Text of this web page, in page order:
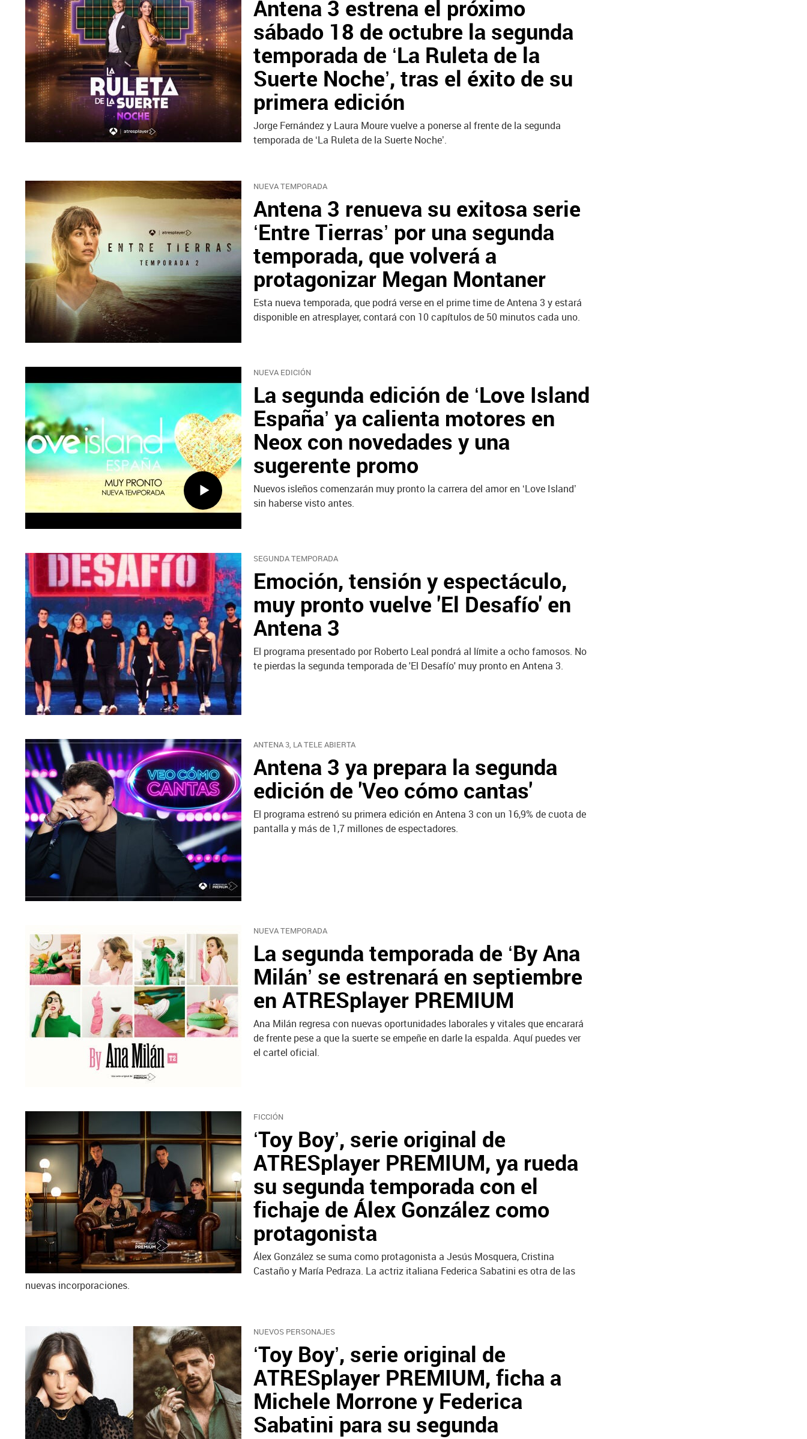
Antena 3 estrena el próximo
sábado 18 de octubre la segunda
temporada de ‘La Ruleta de la
Suerte Noche’, tras el éxito de su
primera edición
Jorge Fernández y Laura Moure vuelve a ponerse al frente de la segunda
temporada de ‘La Ruleta de la Suerte Noche’.
NUEVA TEMPORADA
Antena 3 renueva su exitosa serie
‘Entre Tierras’ por una segunda
temporada, que volverá a
protagonizar Megan Montaner
Esta nueva temporada, que podrá verse en el prime time de Antena 3 y estará
disponible en atresplayer, contará con 10 capítulos de 50 minutos cada uno.
NUEVA EDICIÓN
La segunda edición de ‘Love Island
España’ ya calienta motores en
Neox con novedades y una
sugerente promo
Nuevos isleños comenzarán muy pronto la carrera del amor en ‘Love Island’
sin haberse visto antes.
SEGUNDA TEMPORADA
Emoción, tensión y espectáculo,
muy pronto vuelve 'El Desafío' en
Antena 3
El programa presentado por Roberto Leal pondrá al límite a ocho famosos. No
te pierdas la segunda temporada de 'El Desafío' muy pronto en Antena 3.
ANTENA 3, LA TELE ABIERTA
Antena 3 ya prepara la segunda
edición de 'Veo cómo cantas'
El programa estrenó su primera edición en Antena 3 con un 16,9% de cuota de
pantalla y más de 1,7 millones de espectadores.
NUEVA TEMPORADA
La segunda temporada de ‘By Ana
Milán’ se estrenará en septiembre
en ATRESplayer PREMIUM
Ana Milán regresa con nuevas oportunidades laborales y vitales que encarará
de frente pese a que la suerte se empeñe en darle la espalda. Aquí puedes ver
el cartel oficial.
FICCIÓN
‘Toy Boy’, serie original de
ATRESplayer PREMIUM, ya rueda
su segunda temporada con el
fichaje de Álex González como
protagonista
Álex González se suma como protagonista a Jesús Mosquera, Cristina
Castaño y María Pedraza. La actriz italiana Federica Sabatini es otra de las
nuevas incorporaciones.
NUEVOS PERSONAJES
‘Toy Boy’, serie original de
ATRESplayer PREMIUM, ficha a
Michele Morrone y Federica
Sabatini para su segunda